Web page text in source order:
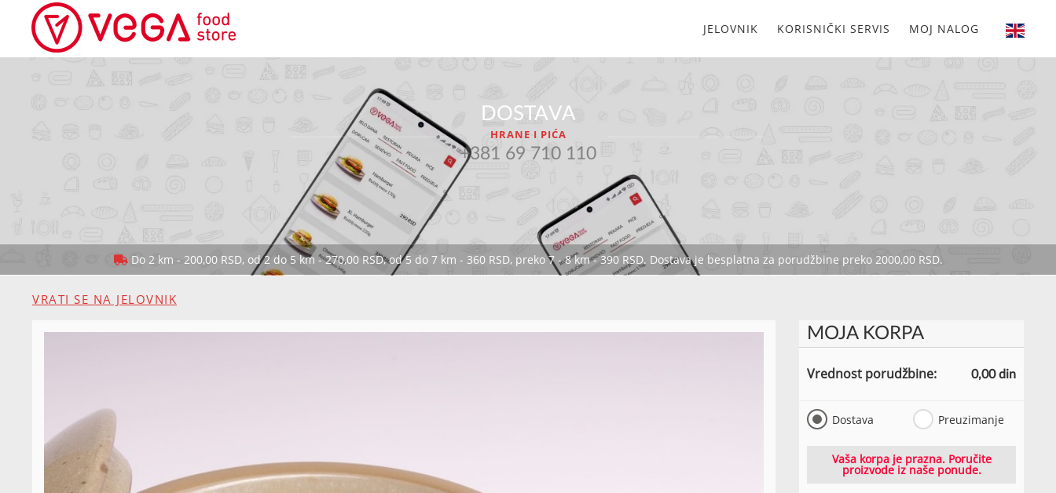
JELOVNIK KORISNIČKI SERVIS MOJ NALOG
DOSTAVA
HRANE I PIĆA
+381 69 710 110
Do 2 km - 200,00 RSD, od 2 do 5 km - 270,00 RSD, od 5 do 7 km - 360 RSD, preko 7 - 8 km - 390 RSD. Dostava je besplatna za porudžbine preko 2000,00 RSD.
VRATI SE NA JELOVNIK
MOJA KORPA
Vrednost porudžbine: 0,00 din
Dostava Preuzimanje
Vaša korpa je prazna. Poručite
proizvode iz naše ponude.